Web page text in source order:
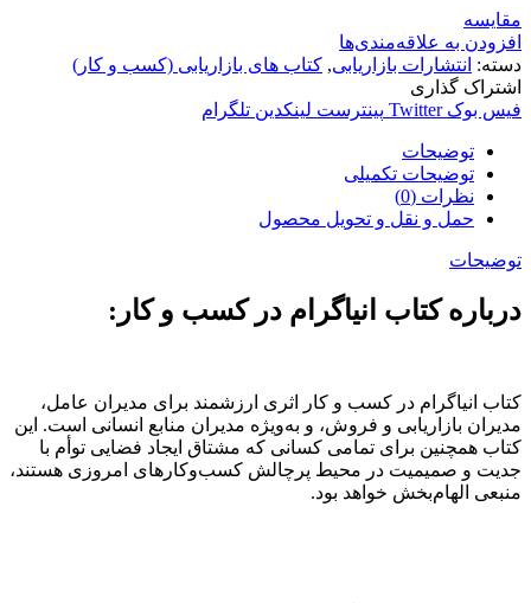
مقایسه
افزودن به علاقه‌مندی‌ها
دسته: انتشارات بازاریابی, کتاب های بازاریابی (کسب و کار)
اشتراک گذاری
فیس بوک Twitter پینترست لینکدین تلگرام
توضیحات
توضیحات تکمیلی
نظرات (0)
حمل و نقل و تحویل محصول
توضیحات
درباره کتاب انیاگرام در کسب و کار:
کتاب انیاگرام در کسب و کار اثری ارزشمند برای مدیران عامل،
مدیران بازاریابی و فروش، و به‌ویژه مدیران منابع انسانی است. این
کتاب همچنین برای تمامی کسانی که مشتاق ایجاد فضایی توأم با
جدیت و صمیمیت در محیط پرچالش کسب‌وکارهای امروزی هستند،
منبعی الهام‌بخش خواهد بود.